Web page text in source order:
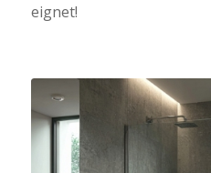
eignet!